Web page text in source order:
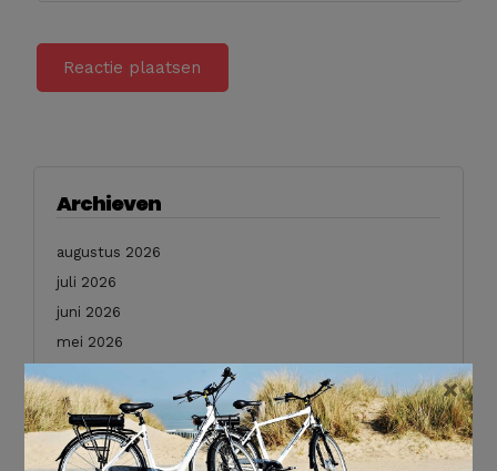
Archieven
augustus 2026
juli 2026
juni 2026
mei 2026
januari 2026
december 2025
november 2025
×